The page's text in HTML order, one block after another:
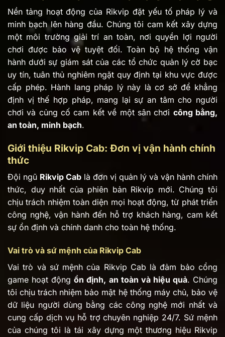
Nền tảng hoạt động của Rikvip đặt yếu tố pháp lý và
minh bạch lên hàng đầu. Chúng tôi cam kết xây dựng
một môi trường giải trí an toàn, nơi quyền lợi người
chơi được bảo vệ tuyệt đối. Toàn bộ hệ thống vận
hành dưới sự giám sát của các tổ chức quản lý cờ bạc
uy tín, tuân thủ nghiêm ngặt quy định tại khu vực được
cấp phép. Hành lang pháp lý này là cơ sở để khẳng
định vị thế hợp pháp, mang lại sự an tâm cho người
chơi và củng cố cam kết về một sân chơi công bằng,
an toàn, minh bạch.
Giới thiệu Rikvip Cab: Đơn vị vận hành chính
thức
Đội ngũ Rikvip Cab là đơn vị quản lý và vận hành chính
thức, duy nhất của phiên bản Rikvip mới. Chúng tôi
chịu trách nhiệm toàn diện mọi hoạt động, từ phát triển
công nghệ, vận hành đến hỗ trợ khách hàng, cam kết
sự ổn định và chính danh cho toàn hệ thống.
Vai trò và sứ mệnh của Rikvip Cab
Vai trò và sứ mệnh của Rikvip Cab là đảm bảo cổng
game hoạt độngổn định, an toàn và hiệu quả. Chúng
tôi chịu trách nhiệm bảo mật hệ thống máy chủ, bảo vệ
dữ liệu người dùng bằng các công nghệ mới nhất và
cung cấp dịch vụ hỗ trợ chuyên nghiệp 24/7. Sứ mệnh
của chúng tôi là tái xây dựng một thương hiệu Rikvip